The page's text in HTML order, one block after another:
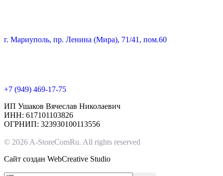
г. Мариуполь, пр. Ленина (Мира), 71/41, пом.60
+7 (949) 469-17-75
ИП Ушаков Вячеслав Николаевич
ИНН: 617101103826
ОГРНИП: 323930100113556
© 2026 A-StoreComRu. All rights reserved
Сайт создан WebCreative Studio